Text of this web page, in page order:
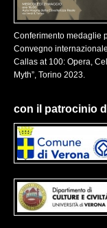
Conferimento medaglie
Convegno
Callas at 100: Opera,
Myth”, Torino 2023.
con il patrocinio